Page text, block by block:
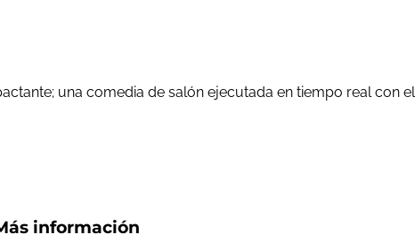
una comedia de salón ejecutada en tiempo real
información